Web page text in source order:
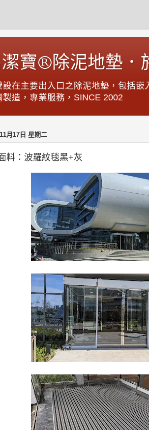
寶®除泥地墊．
設在主要出入口之除泥地墊，包括嵌
製造，專業服務，SINCE 2002
月17日 星期二
料：波羅紋毯黑+灰